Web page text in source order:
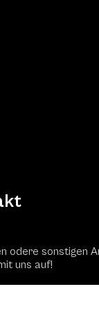
odere sonstigen
uns auf!